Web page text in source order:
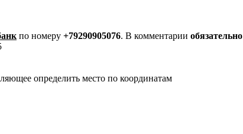
по номеру +79290905076. В комментарии обязательно
определить место по координатам